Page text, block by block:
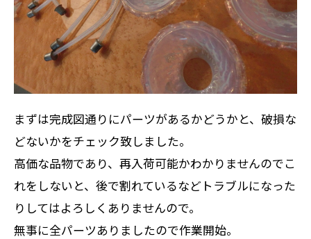
まずは完成図通りにパーツがあるかどうかと、破損な
どないかをチェック致しました。
高価な品物であり、再入荷可能かわかりませんのでこ
れをしないと、後で割れているなどトラブルになった
りしてはよろしくありませんので。
無事に全パーツありましたので作業開始。